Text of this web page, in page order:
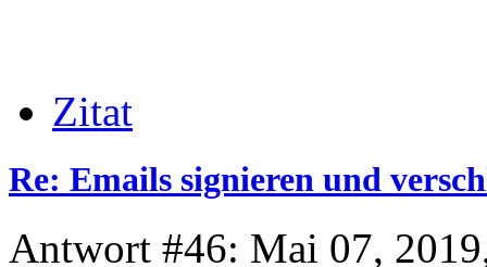
Zitat
Re: Emails signieren und
Antwort #46: Mai 07,